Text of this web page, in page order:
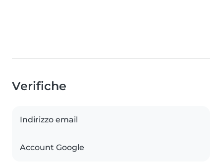
Verifiche
Indirizzo email
Account Google